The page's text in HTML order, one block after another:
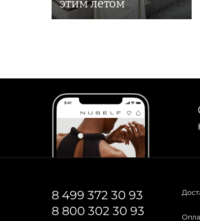
этим летом
8 499 372 30 93
8 800 302 30 93